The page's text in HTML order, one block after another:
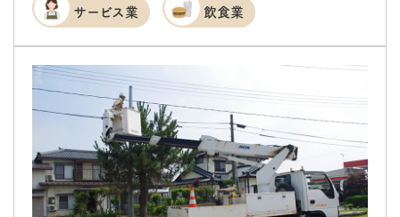
サービス業 飲食業